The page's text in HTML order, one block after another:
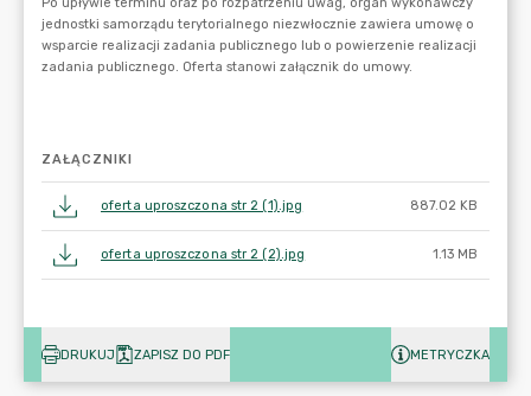
ZAŁĄCZNIKI
oferta uproszczona str 2 (1).jpg 887.02 KB
oferta uproszczona str 2 (2).jpg 1.13 MB
DRUKUJ ZAPISZ DO PDF METRYCZKA